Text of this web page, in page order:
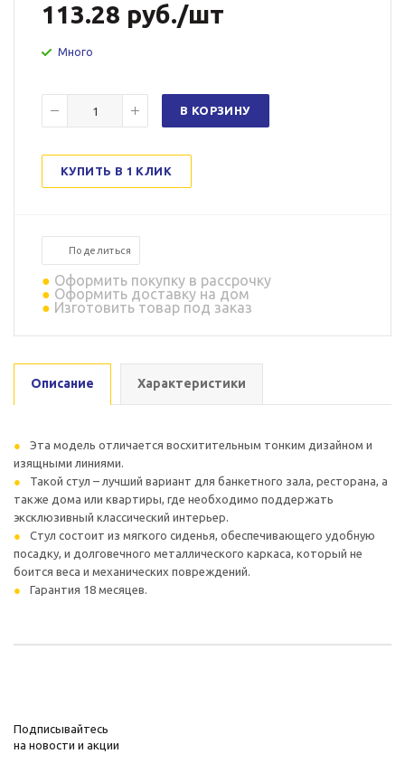
113.28 руб./шт
Много
В КОРЗИНУ
КУПИТЬ В 1 КЛИК
Поделиться
Оформить покупку в рассрочку
Оформить доставку на дом
Изготовить товар под заказ
Описание Характеристики
Эта модель отличается восхитительным тонким дизайном и
изящными линиями.
Такой стул – лучший вариант для банкетного зала, ресторана, а
также дома или квартиры, где необходимо поддержать
эксклюзивный классический интерьер.
Стул состоит из мягкого сиденья, обеспечивающего удобную
посадку, и долговечного металлического каркаса, который не
боится веса и механических повреждений.
Гарантия 18 месяцев.
Подписывайтесь
на новости и акции